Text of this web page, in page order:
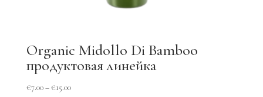
Organic Midollo Di Bamboo
продуктовая линейка
€7.00–€15.00